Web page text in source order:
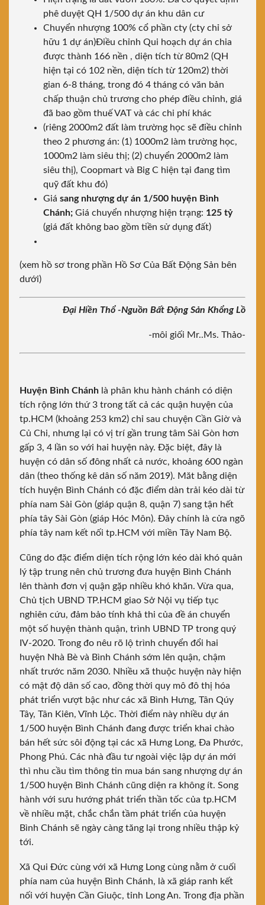
phê duyệt QH 1/500 dự án khu dân cư
Chuyển nhượng 100% cổ phần cty (cty chỉ sở
hữu 1 dự án)Điều chỉnh Qui hoạch dự án chia
được thành 166 nền , diện tích từ 80m2 (QH
hiện tại có 102 nền, diện tích từ 120m2) thời
gian 6-8 tháng, trong đó 4 tháng có văn bản
chấp thuận chủ trương cho phép điều chỉnh, giá
đã bao gồm thuế VAT và các chi phí khác
(riêng 2000m2 đất làm trường học sẽ điều chỉnh
theo 2 phương án: (1) 1000m2 làm trường học,
1000m2 làm siêu thị; (2) chuyển 2000m2 làm
siêu thị), Coopmart và Big C hiện tại đang tìm
quỹ đất khu đó)
Giá sang nhượng dự án 1/500 huyện Bình
Chánh; Giá chuyển nhượng hiện trạng: 125 tỷ
(giá đất không bao gồm tiền sử dụng đất)
(xem hồ sơ trong phần Hồ Sơ Của Bất Động Sản bên
dưới)
Đại Hiền Thổ -Nguồn Bất Động Sản Khổng Lồ
-môi giối Mr..Ms. Thảo-
Huyện Bình Chánh là phân khu hành chánh có diện
tích rộng lớn thứ 3 trong tất cả các quận huyện của
tp.HCM (khoảng 253 km2) chỉ sau chuyện Cần Giờ và
Củ Chi, nhưng lại có vị trí gần trung tâm Sài Gòn hơn
gấp 3, 4 lần so với hai huyện này. Đặc biệt, đây là
huyện có dân số đông nhất cả nước, khoảng 600 ngàn
dân (theo thống kê dân số năm 2019). Măt bằng diện
tích huyện Bình Chánh có đặc điểm dàn trải kéo dài từ
phía nam Sài Gòn (giáp quận 8, quận 7) sang tận hết
phía tây Sài Gòn (giáp Hóc Môn). Đây chính là cửa ngõ
phía tây nam kết nối tp.HCM với miền Tây Nam Bộ.
Cũng do đặc điểm diện tích rộng lớn kéo dài khó quản
lý tập trung nên chủ trương đưa huyện Bình Chánh
lên thành đơn vị quận gặp nhiều khó khăn. Vừa qua,
Chủ tịch UBND TP.HCM giao Sở Nội vụ tiếp tục
nghiên cứu, đảm bảo tính khả thi của đề án chuyển
một số huyện thành quận, trình UBND TP trong quý
IV-2020. Trong đo nêu rõ lộ trình chuyển đổi hai
huyện Nhà Bè và Bình Chánh sớm lên quận, chậm
nhất trước năm 2030. Nhiều xã thuộc huyện này hiện
có mật độ dân số cao, đồng thời quy mô đô thị hóa
phát triển vượt bậc như các xã Bình Hưng, Tân Qúy
Tây, Tân Kiên, Vĩnh Lộc. Thời điểm này nhiều dự án
1/500 huyện Bình Chánh đang được triển khai chào
bán hết sức sôi động tại các xã Hưng Long, Đa Phước,
Phong Phú. Các nhà đầu tư ngoài việc lập dự án mới
thì nhu cầu tìm thông tin mua bán sang nhượng dự án
1/500 huyện Bình Chánh cũng diện ra không ít. Song
hành với sưu hướng phát triển thần tốc của tp.HCM
về nhiều mặt, chắc chắn tầm phát triển của huyện
Bình Chánh sẽ ngày càng tăng lại trong nhiều thập kỷ
tới.
Xã Qui Đức cùng với xã Hưng Long cùng nằm ở cuối
phía nam của huyện Bình Chánh, là xã giáp ranh kết
nối với huyện Cần Giuộc, tỉnh Long An. Trong địa phần